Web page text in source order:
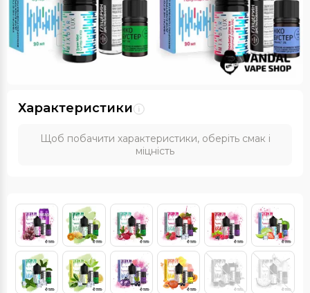
Характеристики
Щоб побачити характеристики, оберіть смак і
міцність